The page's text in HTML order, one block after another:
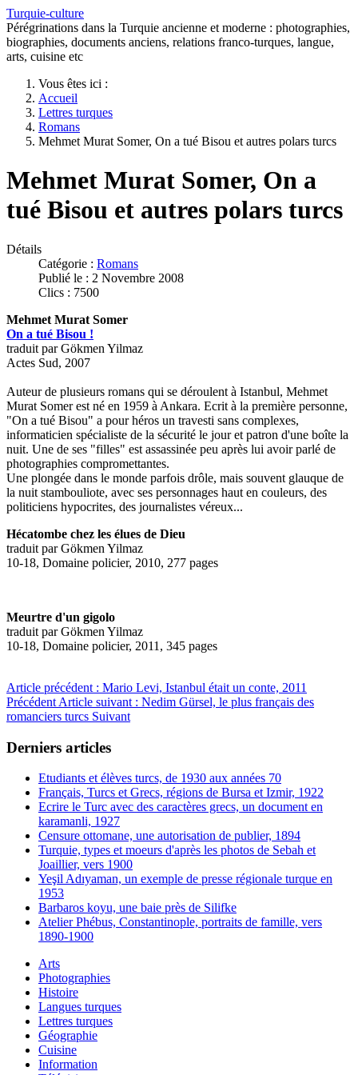
Turquie-culture
Pérégrinations dans la Turquie ancienne et moderne : photographies,
biographies, documents anciens, relations franco-turques, langue,
arts, cuisine etc
Vous êtes ici :
Accueil
Lettres turques
Romans
Mehmet Murat Somer, On a tué Bisou et autres polars turcs
Mehmet Murat Somer, On a
tué Bisou et autres polars turcs
Détails
Catégorie : Romans
Publié le : 2 Novembre 2008
Clics : 7500
Mehmet Murat Somer
On a tué Bisou !
traduit par Gökmen Yilmaz
Actes Sud, 2007
Auteur de plusieurs romans qui se déroulent à Istanbul, Mehmet
Murat Somer est né en 1959 à Ankara. Ecrit à la première personne,
"On a tué Bisou" a pour héros un travesti sans complexes,
informaticien spécialiste de la sécurité le jour et patron d'une boîte la
nuit. Une de ses "filles" est assassinée peu après lui avoir parlé de
photographies compromettantes.
Une plongée dans le monde parfois drôle, mais souvent glauque de
la nuit stambouliote, avec ses personnages haut en couleurs, des
politiciens hypocrites, des journalistes véreux...
Hécatombe chez les élues de Dieu
traduit par Gökmen Yilmaz
10-18, Domaine policier, 2010, 277 pages
Meurtre d'un gigolo
traduit par Gökmen Yilmaz
10-18, Domaine policier, 2011, 345 pages
Article précédent : Mario Levi, Istanbul était un conte, 2011
Précédent Article suivant : Nedim Gürsel, le plus français des
romanciers turcs Suivant
Derniers articles
Etudiants et élèves turcs, de 1930 aux années 70
Français, Turcs et Grecs, régions de Bursa et Izmir, 1922
Ecrire le Turc avec des caractères grecs, un document en
karamanli, 1927
Censure ottomane, une autorisation de publier, 1894
Turquie, types et moeurs d'après les photos de Sebah et
Joaillier, vers 1900
Yeşil Adıyaman, un exemple de presse régionale turque en
1953
Barbaros koyu, une baie près de Silifke
Atelier Phébus, Constantinople, portraits de famille, vers
1890-1900
Arts
Photographies
Histoire
Langues turques
Lettres turques
Géographie
Cuisine
Information